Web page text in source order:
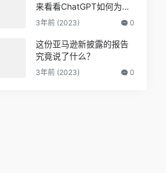
来看看ChatGPT如何为亚
马逊人所用
3年前 (2023) 0
这份亚马逊新披露的报告
究竟说了什么？
3年前 (2023) 0